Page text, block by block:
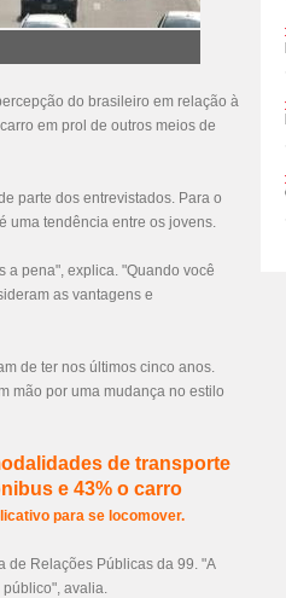
do brasileiro em relação à
em prol de outros meios de
parte dos entrevistados. Para o
uma tendência entre os jovens.
a pena", explica. "Quando você
as vantagens e
de ter nos últimos cinco anos.
mão por uma mudança no estilo
de transporte
e 43% o carro
para se locomover.
de Relações Públicas da 99. "A
avalia.